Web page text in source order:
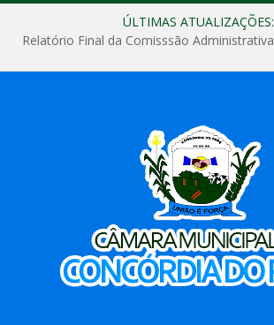
ÚLTIMAS ATUALIZAÇÕES: